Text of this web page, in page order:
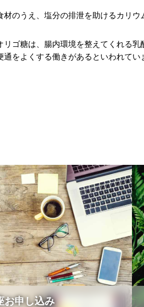
材のうえ、塩分の排泄を助けるカリウ
リゴ糖は、腸内環境を整えてくれる
をよくする働きがあるといわれてい
お申し込み